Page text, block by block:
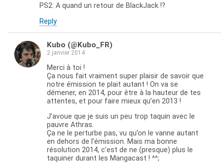
PS2: A quand un retour de BlackJack !?
Reply
Kubo (@Kubo_FR)
2 janvier 2014
Merci à toi !
Ça nous fait vraiment super plaisir de savoir que
notre émission te plait autant ! On va se
démener, en 2014, pour être à la hauteur de tes
attentes, et pour faire mieux qu’en 2013 !
J’avoue que je suis un peu trop taquin avec le
pauvre Athras.
Ça ne le perturbe pas, vu qu’on le vanne autant
en dehors de l’émission. Mais ma bonne
résolution 2014, c’est de ne (presque) plus le
taquiner durant les Mangacast ! ^^;